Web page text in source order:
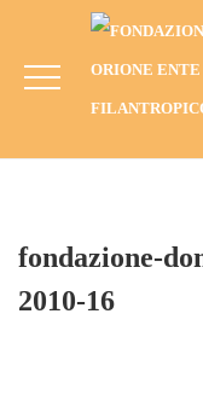
Fondazione-
Kaburugi-
KABURUGI, KENYA
fondazione-
2010-16